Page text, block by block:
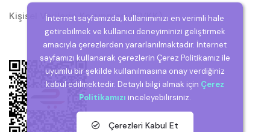
Kişisel Verilerin Korunması (KVKK)
İnternet sayfamızda, kullanımınızı en verimli hale
getirebilmek ve kullanıcı deneyiminizi geliştirmek
amacıyla çerezlerden yararlanılmaktadır. İnternet
sayfamızı kullanarak çerezlerin Çerez Politikamız ile
uyumlu bir şekilde kullanılmasına onay verdiğiniz
kabul edilmektedir. Detaylı bilgi almak için Çerez
Politikamızı inceleyebilirsiniz.
Çerezleri Kabul Et